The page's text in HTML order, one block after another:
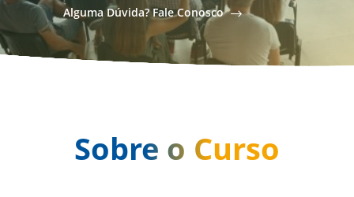
Alguma Dúvida? Fale Conosco
Sobre o Curso